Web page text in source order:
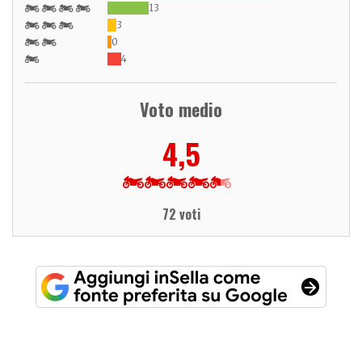
13
3
0
4
Voto medio
4,5
72 voti